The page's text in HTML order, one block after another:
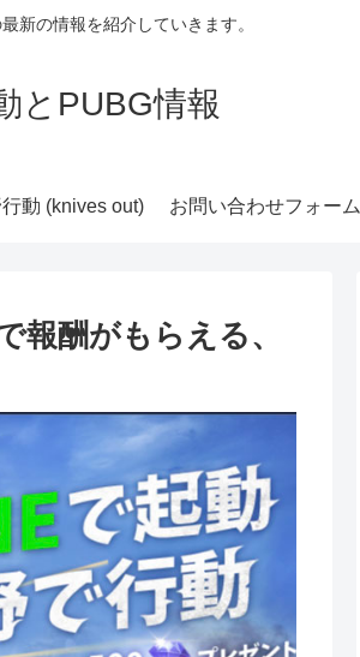
新の情報を紹介していきます。
とPUBG情報
動 (knives out) お問い合わせフォーム
報酬がもらえる、